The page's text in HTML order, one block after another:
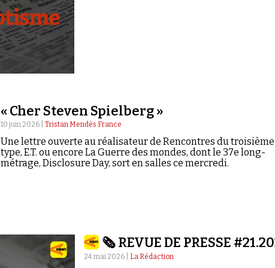
« Cher Steven Spielberg »
10 juin 2026 |Tristan Mendès France
Une lettre ouverte au réalisateur de Rencontres du troisième
type, E.T. ou encore La Guerre des mondes, dont le 37e long-
métrage, Disclosure Day, sort en salles ce mercredi.
🗞️ REVUE DE PRESSE
24 mai 2026 | La Rédaction